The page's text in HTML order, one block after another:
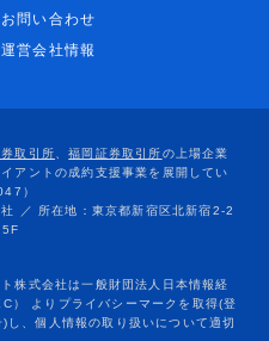
お問い合わせ
運営会社情報